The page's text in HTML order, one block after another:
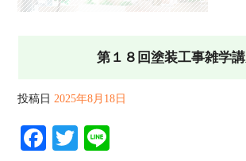
第１８回塗装工事雑学
投稿日 2025年8月18日
Facebook
Twitter